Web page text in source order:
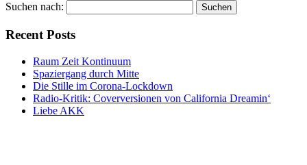
Suchen nach:
Recent Posts
Raum Zeit Kontinuum
Spaziergang durch Mitte
Die Stille im Corona-Lockdown
Radio-Kritik: Coverversionen von California Dreamin‘
Liebe AKK